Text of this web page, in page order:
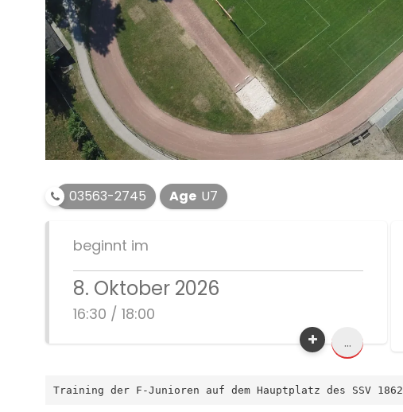
03563-2745 Age U7
beginnt im
8. Oktober 2026
16:30 / 18:00
...
Training der F-Junioren auf dem Hauptplatz des SSV 1862